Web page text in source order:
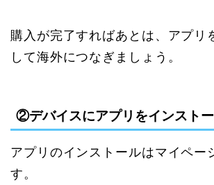
購入が完了すればあとは、アプリ
して海外につなぎましょう。
②デバイスにアプリをインスト
アプリのインストールはマイペー
す。